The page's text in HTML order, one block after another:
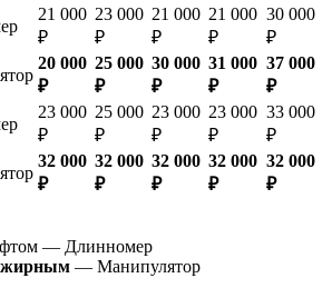
21 000
₽
23 000
₽
21 000
₽
21 000
₽
30 000
₽
20 000
₽
25 000
₽
30 000
₽
31 000
₽
37 000
₽
23 000
₽
25 000
₽
23 000
₽
23 000
₽
33 000
₽
32 000
₽
32 000
₽
32 000
₽
32 000
₽
32 000
₽
— Длинномер
жирным — Манипулятор